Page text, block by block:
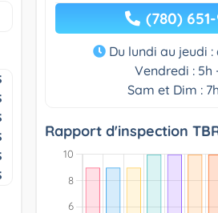
(780)
Du lundi au jeudi :
Vendredi : 5h
Sam et Dim :
Rapport d'inspection